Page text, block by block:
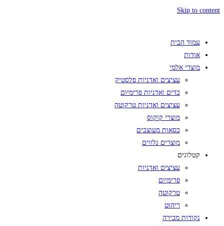
Skip to content
עמוד הבית
אודות
מוצרי אלמי
עציצים ואדניות פלסטיק
כדים ואדניות פרימיום
עציצים ואדניות טרקוטה
מוצרי קוקוס
כסאות מעוצבים
מוצרים נלווים
קטלוגים
עציצים ואדניות
פרימיום
טרקוטה
ריהוט
נקודות מכירה